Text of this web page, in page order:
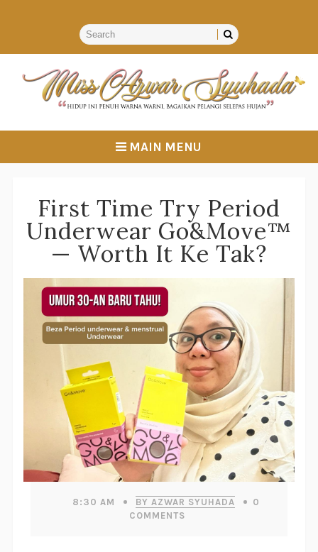
MAIN MENU
First Time Try Period
Underwear Go&Move™
— Worth It Ke Tak?
8:30 AM BY AZWAR SYUHADA
0
COMMENTS